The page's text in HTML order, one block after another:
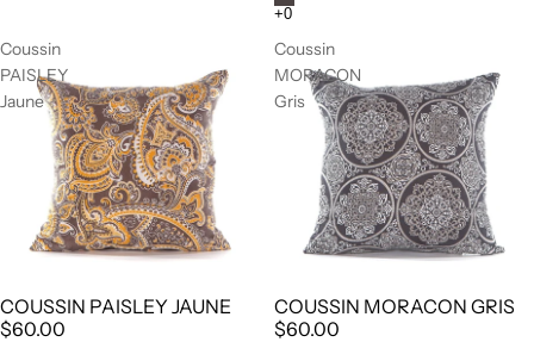
Coussin
PAISLEY
Jaune
COUSSIN PAISLEY JAUNE
$60.00
Coussin
MORACON
Gris
COUSSIN MORACON GRIS
$60.00